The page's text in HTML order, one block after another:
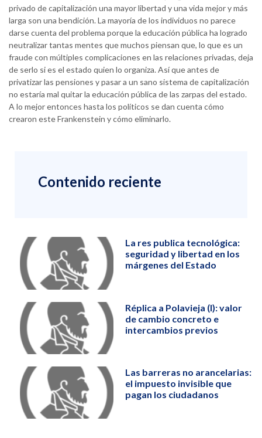
privado de capitalización una mayor libertad y una vida mejor y más
larga son una bendición. La mayoría de los individuos no parece
darse cuenta del problema porque la educación pública ha logrado
neutralizar tantas mentes que muchos piensan que, lo que es un
fraude con múltiples complicaciones en las relaciones privadas, deja
de serlo si es el estado quien lo organiza. Así que antes de
privatizar las pensiones y pasar a un sano sistema de capitalización
no estaría mal quitar la educación pública de las zarpas del estado.
A lo mejor entonces hasta los políticos se dan cuenta cómo
crearon este Frankenstein y cómo eliminarlo.
Contenido reciente
La res publica tecnológica:
seguridad y libertad en los
márgenes del Estado
Réplica a Polavieja (I): valor
de cambio concreto e
intercambios previos
Las barreras no arancelarias:
el impuesto invisible que
pagan los ciudadanos